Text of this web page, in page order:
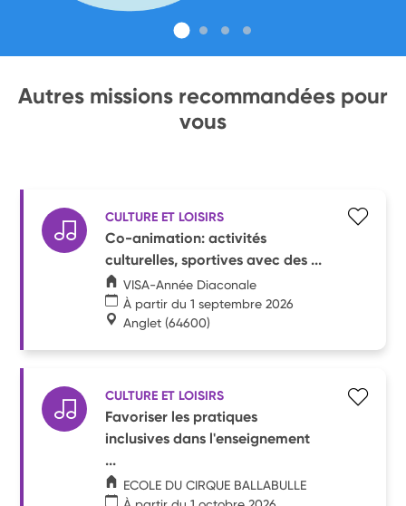
Autres missions recommandées pour
vous
CULTURE ET LOISIRS
Co-animation: activités
culturelles, sportives avec des ...
VISA-Année Diaconale
À partir du 1 septembre 2026
Anglet (64600)
CULTURE ET LOISIRS
Favoriser les pratiques
inclusives dans l'enseignement
...
ECOLE DU CIRQUE BALLABULLE